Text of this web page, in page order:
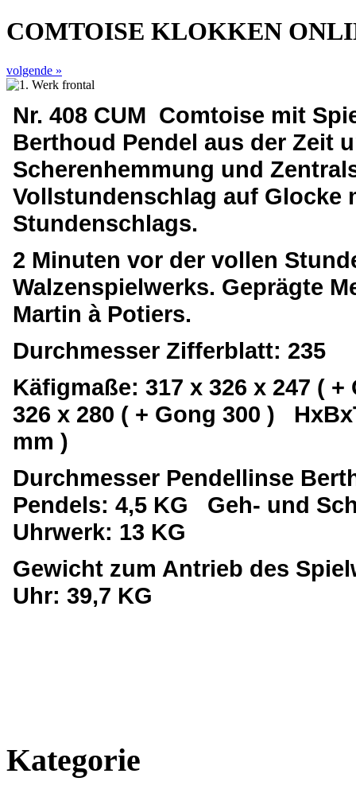
COMTOISE KLOKKEN
volgende »
Nr. 408 CUM Comtoise mit
Berthoud Pendel aus der Zeit
Scherenhemmung und
Vollstundenschlag auf Glocke
Stundenschlags.
2 Minuten vor der vollen
Walzenspielwerks. Geprägte
Martin à Potiers.
Durchmesser Zifferblatt: 235
Käfigmaße: 317 x 326 x 247 (
326 x 280 ( + Gong 300 )
mm )
Durchmesser Pendellinse
Pendels: 4,5 KG
Geh- und
Uhrwerk: 13 KG
Gewicht zum Antrieb des
Uhr: 39,7 KG
Kategorie